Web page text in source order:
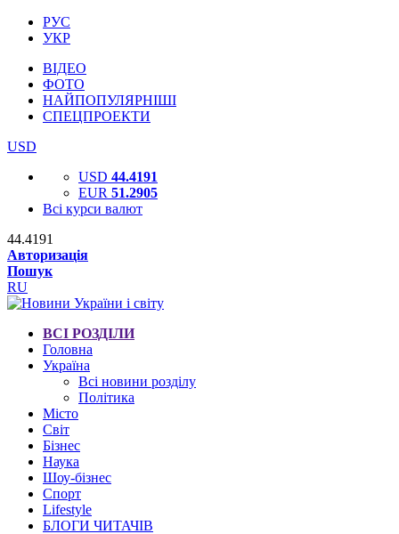
РУС
УКР
ВІДЕО
ФОТО
НАЙПОПУЛЯРНІШІ
СПЕЦПРОЕКТИ
USD
USD 44.4191
EUR 51.2905
Всі курси валют
44.4191
Авторизація
Пошук
RU
ВСІ РОЗДІЛИ
Головна
Україна
Всі новини розділу
Політика
Місто
Світ
Бізнес
Наука
Шоу-бізнес
Спорт
Lifestyle
БЛОГИ ЧИТАЧІВ